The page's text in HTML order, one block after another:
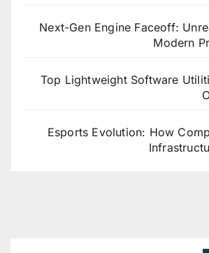
Next-Gen Engine Faceoff:
Modern
Top Lightweight Software
Esports Evolution: How